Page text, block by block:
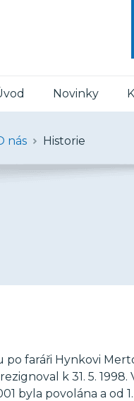
Novinky
nás Historie
faráři Hynkovi
k 31. 5.
byla povolána a od